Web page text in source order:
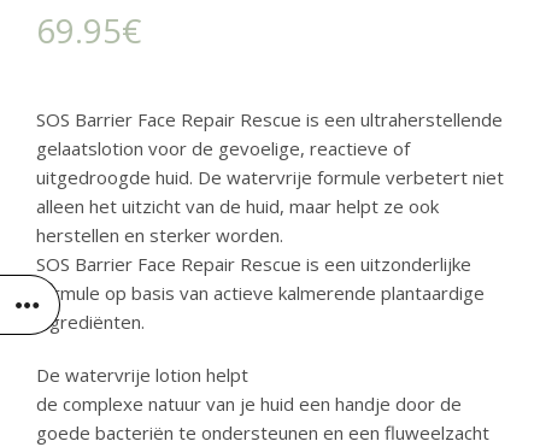
69.95€
SOS Barrier Face Repair Rescue is een ultraherstellende
gelaatslotion voor de gevoelige, reactieve of
uitgedroogde huid. De watervrije formule verbetert niet
alleen het uitzicht van de huid, maar helpt ze ook
herstellen en sterker worden.
SOS Barrier Face Repair Rescue is een uitzonderlijke
formule op basis van actieve kalmerende plantaardige
ingrediënten.
De watervrije lotion helpt
de complexe natuur van je huid een handje door de
goede bacteriën te ondersteunen en een fluweelzacht